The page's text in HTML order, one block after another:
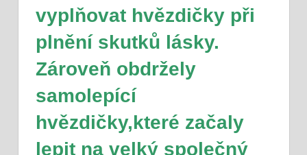
vyplňovat hvězdičky při
plnění skutků lásky.
Zároveň obdržely
samolepící
hvězdičky,které začaly
lepit na velký společný